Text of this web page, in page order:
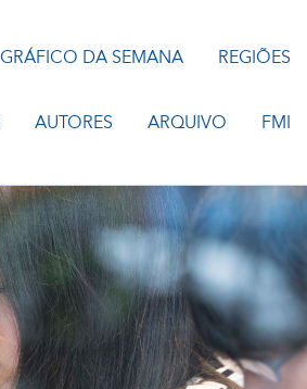
GRÁFICO DA SEMANA REGIÕES
AUTORES ARQUIVO FMI